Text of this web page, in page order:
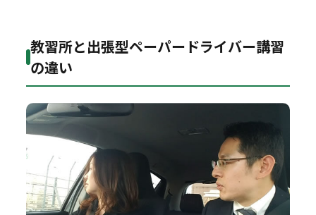
教習所と出張型ペーパードライバー講習
の違い